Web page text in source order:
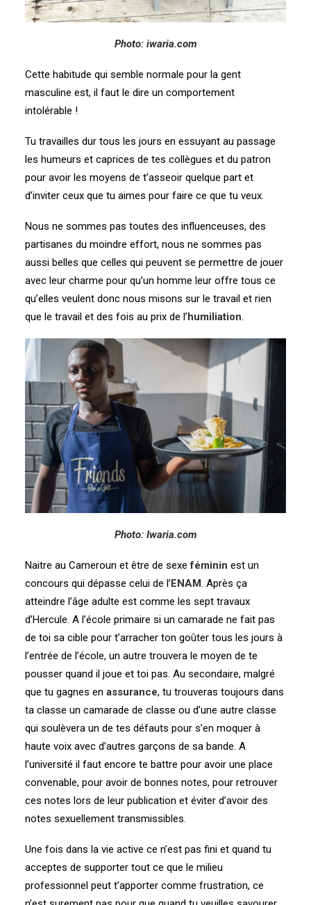
Photo: iwaria.com
Cette habitude qui semble normale pour la gent
masculine est, il faut le dire un comportement
intolérable !
Tu travailles dur tous les jours en essuyant au passage
les humeurs et caprices de tes collègues et du patron
pour avoir les moyens de t’asseoir quelque part et
d’inviter ceux que tu aimes pour faire ce que tu veux.
Nous ne sommes pas toutes des influenceuses, des
partisanes du moindre effort, nous ne sommes pas
aussi belles que celles qui peuvent se permettre de jouer
avec leur charme pour qu’un homme leur offre tous ce
qu’elles veulent donc nous misons sur le travail et rien
que le travail et des fois au prix de l’humiliation.
Photo: Iwaria.com
Naitre au Cameroun et être de sexeféminin est un
concours qui dépasse celui de l’ENAM. Après ça
atteindre l’âge adulte est comme les sept travaux
d’Hercule. A l’école primaire si un camarade ne fait pas
de toi sa cible pour t’arracher ton goûter tous les jours à
l’entrée de l’école, un autre trouvera le moyen de te
pousser quand il joue et toi pas. Au secondaire, malgré
que tu gagnes en assurance, tu trouveras toujours dans
ta classe un camarade de classe ou d’une autre classe
qui soulèvera un de tes défauts pour s’en moquer à
haute voix avec d’autres garçons de sa bande. A
l’université il faut encore te battre pour avoir une place
convenable, pour avoir de bonnes notes, pour retrouver
ces notes lors de leur publication et éviter d’avoir des
notes sexuellement transmissibles.
Une fois dans la vie active ce n’est pas fini et quand tu
acceptes de supporter tout ce que le milieu
professionnel peut t’apporter comme frustration, ce